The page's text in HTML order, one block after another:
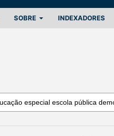
SOBRE INDEXADORES